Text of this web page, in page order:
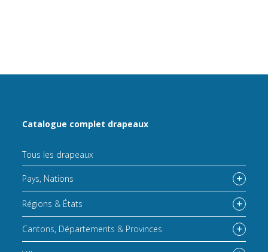
Catalogue complet drapeaux
Tous les drapeaux
Pays, Nations
Régions & États
Cantons, Départements & Provinces